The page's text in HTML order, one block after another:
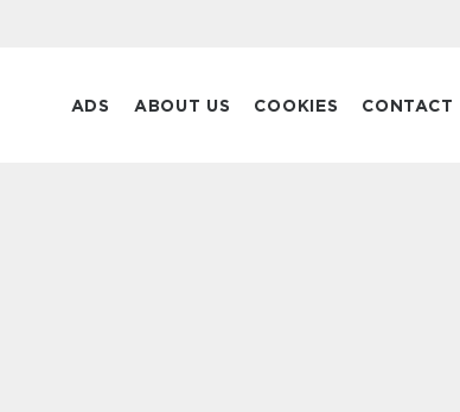
ADS ABOUT US COOKIES CONTACT